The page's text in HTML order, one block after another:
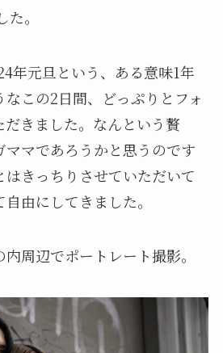
。
年元旦という、ある意味1年
この2日間、どっぷりとフォ
だきました。なんという贅
マであろうかと思うのです
きっちりさせていただいて
由にしてきました。
周辺でポートレート撮影。